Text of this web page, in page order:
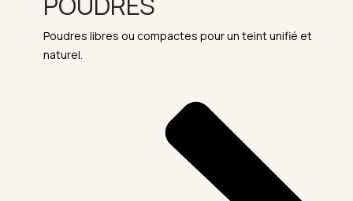
Poudres libres ou compactes pour un teint unifié et
naturel.